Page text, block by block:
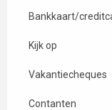
Bankkaart/
Kijk op
Vakantiecheques
Contanten